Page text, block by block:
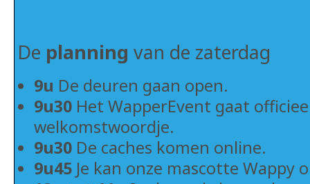
De planning van de zaterdag
9u De deuren gaan open.
9u30 Het WapperEvent gaat
welkomstwoordje.
9u30 De caches komen online.
9u45 Je kan onze mascotte Wappy